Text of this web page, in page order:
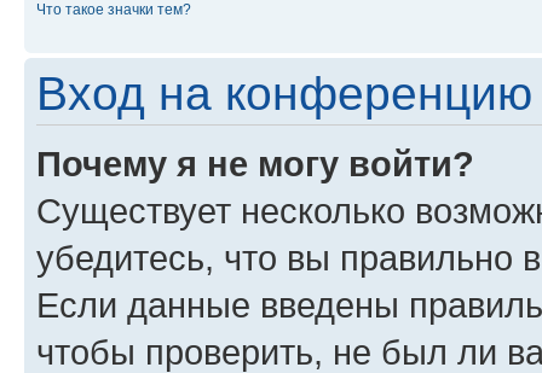
Что такое значки тем?
Вход на конференцию
Почему я не могу войти?
Существует несколько
убедитесь, что вы правильно
Если данные введены
чтобы проверить, не был ли